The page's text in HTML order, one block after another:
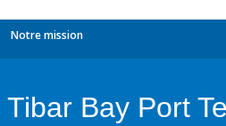
Notre mission
Tibar Bay Port